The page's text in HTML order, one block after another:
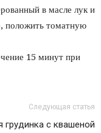
в масле лук и
положить томатную
15 минут при
Следующая статья
грудинка с квашеной